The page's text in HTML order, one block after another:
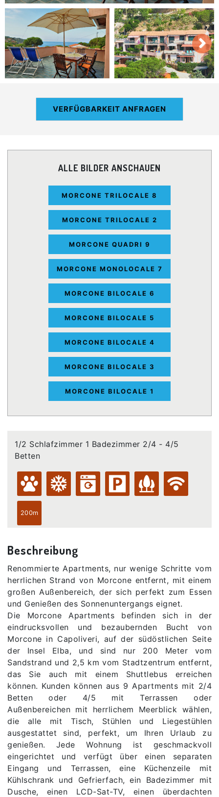
VERFÜGBARKEIT ANFRAGEN
ALLE BILDER ANSCHAUEN
MORCONE TRILOCALE 8
MORCONE TRILOCALE 2
MORCONE QUADRI 9
MORCONE MONOLOCALE 7
MORCONE BILOCALE 6
MORCONE BILOCALE 5
MORCONE BILOCALE 4
MORCONE BILOCALE 3
MORCONE BILOCALE 1
1/2 Schlafzimmer 1 Badezimmer 2/4 - 4/5
Betten
200m
Beschreibung
Renommierte Apartments, nur wenige Schritte vom
herrlichen Strand von Morcone entfernt, mit einem
großen Außenbereich, der sich perfekt zum Essen
und Genießen des Sonnenuntergangs eignet.
Die Morcone Apartments befinden sich in der
eindrucksvollen und bezaubernden Bucht von
Morcone in Capoliveri, auf der südöstlichen Seite
der Insel Elba, und sind nur 200 Meter vom
Sandstrand und 2,5 km vom Stadtzentrum entfernt,
das Sie auch mit einem Shuttlebus erreichen
können. Kunden können aus 9 Apartments mit 2/4
Betten oder 4/5 mit Terrassen oder
Außenbereichen mit herrlichem Meerblick wählen,
die alle mit Tisch, Stühlen und Liegestühlen
ausgestattet sind, perfekt, um Ihren Urlaub zu
genießen. Jede Wohnung ist geschmackvoll
eingerichtet und verfügt über einen separaten
Eingang und Terrassen, eine Küchenzeile mit
Kühlschrank und Gefrierfach, ein Badezimmer mit
Dusche, einen LCD-Sat-TV, einen überdachten